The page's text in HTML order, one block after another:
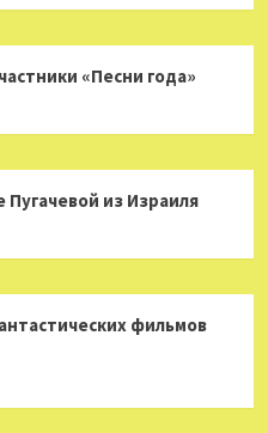
«Песни года»
из Израиля
фильмов